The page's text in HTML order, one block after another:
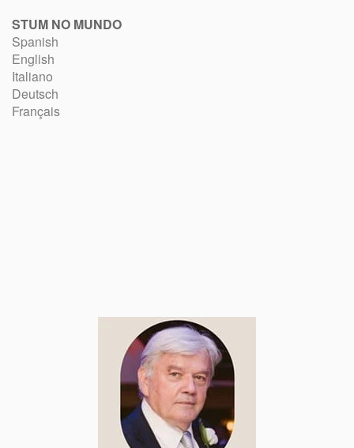
STUM NO MUNDO
Spanish
English
Italiano
Deutsch
Français